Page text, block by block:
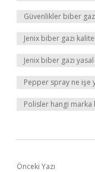
Güvenlikler biber
Jenix biber gazı
Jenix biber gazı yasal
Pepper spray ne işe
Polisler hangi marka
Önceki Yazı